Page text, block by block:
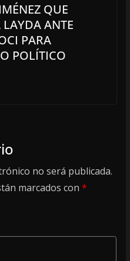
QUE
ANTE
PARA
POLÍTICO
no será publicada.
marcados con *